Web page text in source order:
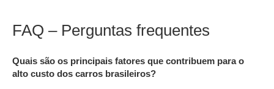
FAQ – Perguntas frequentes
Quais são os principais fatores que contribuem para o
alto custo dos carros brasileiros?